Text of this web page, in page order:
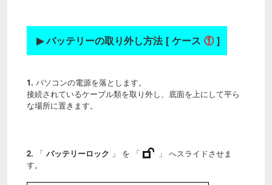
▶バッテリーの取り外し方法 [ ケース①]
1. パソコンの電源を落とします。
接続されているケーブル類を取り外し、底面を上にして平ら
な場所に置きます。
2. 「 バッテリーロック 」 を 「
」 へスライドさせま
す。